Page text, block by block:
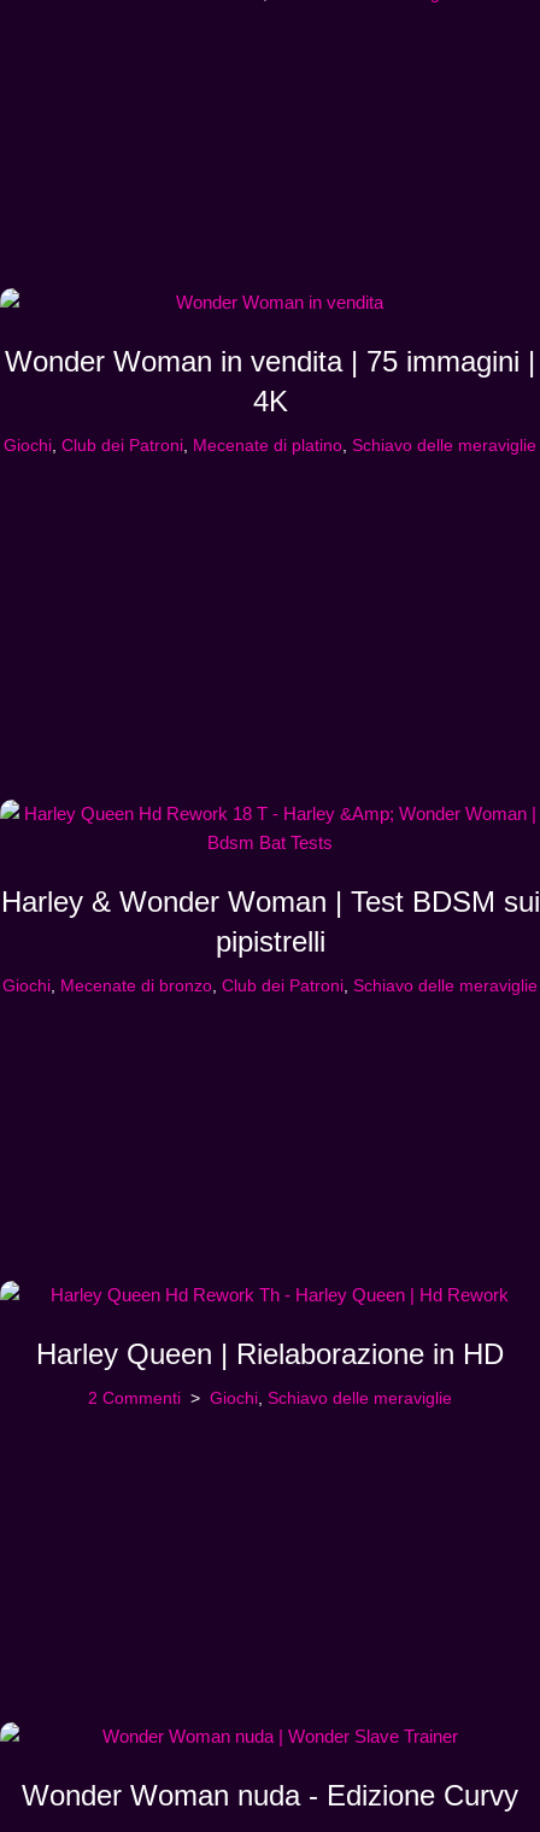
Wonder Woman in vendita | 75 immagini |
4K
Giochi Club dei Patroni Mecenate di platino Schiavo delle meraviglie
Harley & Wonder Woman | Test BDSM sui
pipistrelli
Giochi, Mecenate di bronzo, Club dei Patroni, Schiavo delle meraviglie
Harley Queen | Rielaborazione in HD
2 Commenti Giochi, Schiavo delle meraviglie
Wonder Woman nuda - Edizione Curvy